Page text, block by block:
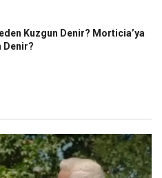
Kuzgun Denir? Morticia’ya
Denir?